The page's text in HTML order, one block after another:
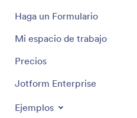
Haga un Formulario
Mi espacio de trabajo
Precios
Jotform Enterprise
Ejemplos